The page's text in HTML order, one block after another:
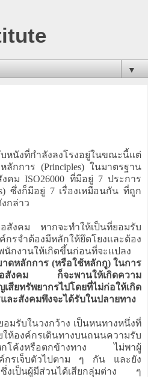
▼
นังที่กำลังลงโรงอยู่ในขณะนี้แต่
ลักการ (Principles) ในมาตรฐาน
คม ISO26000 ที่มีอยู่ 7 ประการ
ซึ่งก็มีอยู่ 7 เรื่องเหมือนกัน ที่ถูก
กล่าว
สังคม หากจะทำให้เป็นที่ยอมรับ
รจำต้องมีหลักให้ยึดโยงและต้อง
นักงานให้เกิดขึ้นก่อนที่จะแปลง
ดหลักการ (หรือใช้หลักกู) ในการ
อสังคม ก็จะพานให้เกิดความ
ทรัพยากรไปโดยที่ไม่ก่อให้เกิด
ละสังคมพึงจะได้รับในปลายทาง
มรับในวงกว้าง เป็นหนทางหนึ่งที่
ให้องค์กรเดินทางบนถนนความรับ
หกโค้งหรือตกข้างทาง ไม่พาผู้
ค์กรเจ็บตัวไปตาม ๆ กัน และยัง
ซึ่งเป็นผู้มีส่วนได้เสียกลุ่มต่าง ๆ